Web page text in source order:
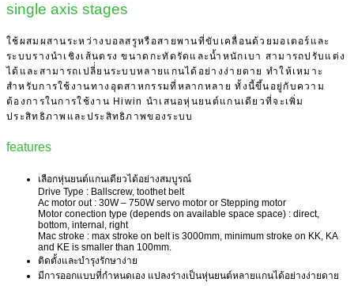
single axis stages
ใช้ผสมผสานระหว่างบอลสรูหรือสายพานที่ขับเคลื่อนด้วยมอเตอร์และ
ระบบรางนำเชิงเส้นตรง ขนาดกะทัดรัดและน้ำหนักเบา สามารถปรับแต่ง
ได้และสามารถเปลี่่ยนระบบหลายแกนได้อย่างง่ายดาย ทำให้เหมาะ
สำหรับการใช้งานทางอุตสาหกรรมที่หลากหลาย ทั้งนี้ขึ้นอยู่กับความ
ต้องการในการใช้งาน Hiwin นำเสนอหุ่นยนต์แกนเดียวที่จะเพิ่ม
ประสิทธิภาพและประสิทธิภาพของระบบ
features
เลือกหุ่นยนต์แกนเดียวได้อย่างสมบูรณ์
Drive Type : Ballscrew, toothet belt
Ac motor out : 30W – 750W servo motor or Stepping motor
Motor conection type (depends on available space space) : direct,
bottom, internal, right
Mac stroke : max stroke on belt is 3000mm, minimum stroke on KK, KA
and KE is smaller than 100mm.
ติดตั้งและบำรุงรักษาง่าย
มีการออกแบบที่กำหนดเอง แปลงร่างเป็นหุ่นยนต์หลายแกนได้อย่างง่ายดาย